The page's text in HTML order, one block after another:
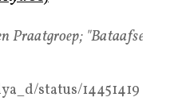
"Bataafse
status/14451419